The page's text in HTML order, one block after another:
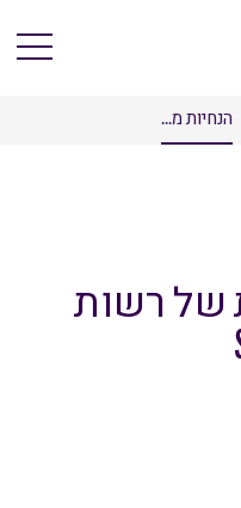
הנחיות מ...
של רשות